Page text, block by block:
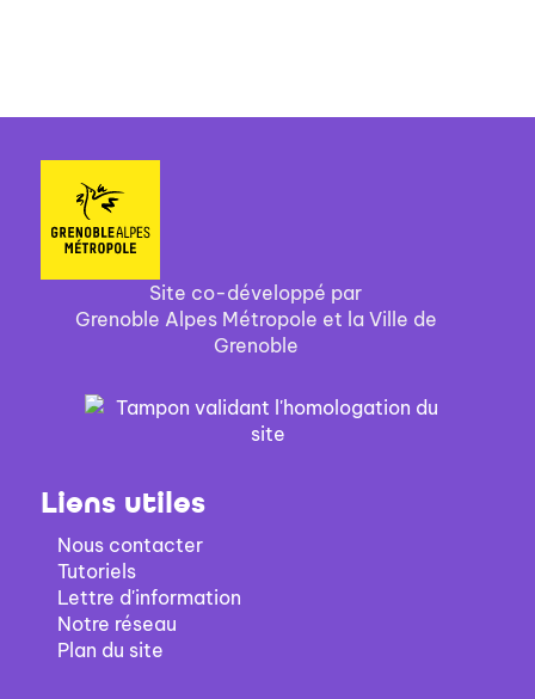
Site co-développé par
Grenoble Alpes Métropole et la Ville de
Grenoble
Liens utiles
Nous contacter
Tutoriels
Lettre d'information
Notre réseau
Plan du site